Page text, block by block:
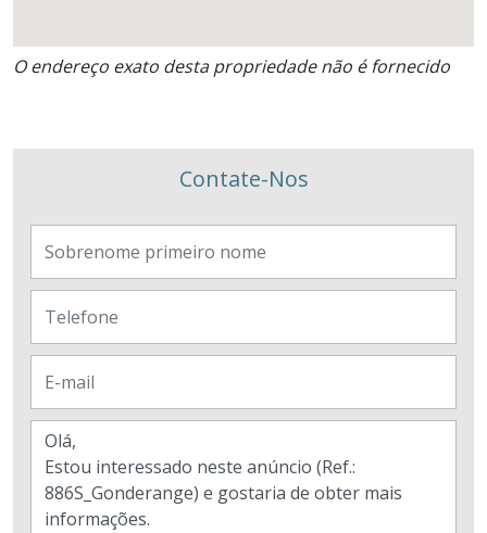
O endereço exato desta propriedade não é fornecido
Contate-Nos